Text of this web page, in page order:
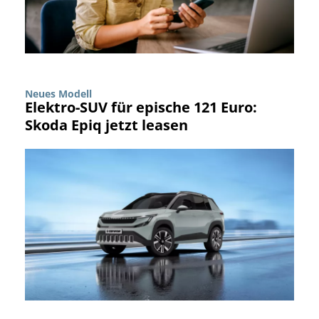
Neues Modell
Elektro-SUV für epische 121 Euro:
Skoda Epiq jetzt leasen